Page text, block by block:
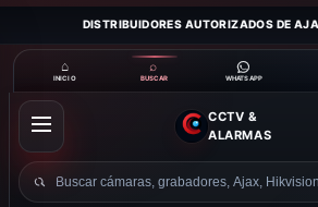
DISTRIBUIDORES AUTORIZADOS DE
⌂
INICIO
⌕
BUSCAR WHATSAPP
ABRIR
MENÚ
CCTV &
ALARMAS
Buscar